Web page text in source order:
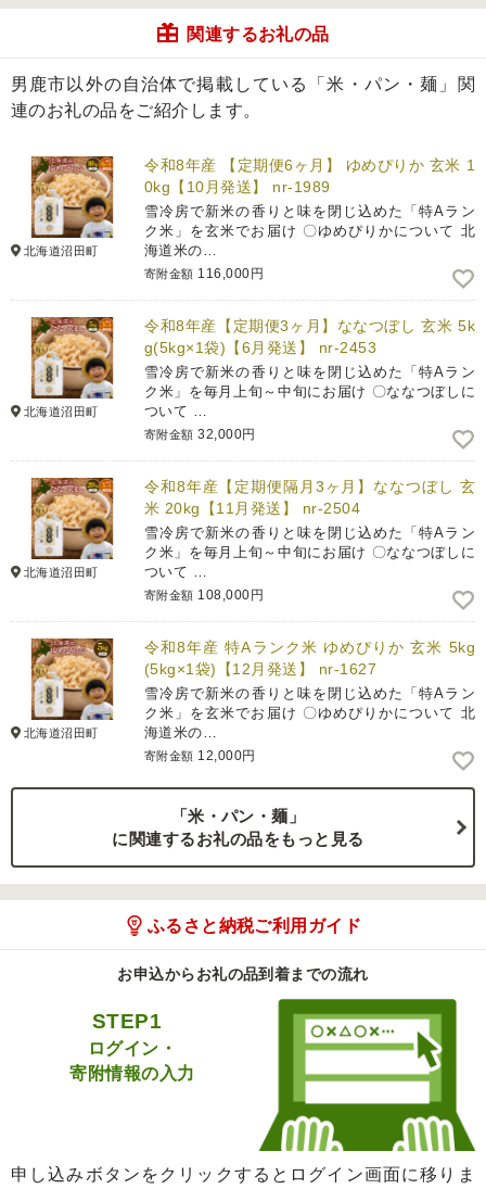
関連するお礼の品
男鹿市以外の自治体で掲載している「米・パン・麺」関
連のお礼の品をご紹介します。
北海道沼田町
令和8年産 【定期便6ヶ月】 ゆめぴりか 玄米 1
0kg【10月発送】 nr-1989
雪冷房で新米の香りと味を閉じ込めた「特Aラン
ク米」を玄米でお届け 〇ゆめぴりかについて 北
海道米の…
寄附金額 116,000円
北海道沼田町
令和8年産【定期便3ヶ月】ななつぼし 玄米 5k
g(5kg×1袋)【6月発送】 nr-2453
雪冷房で新米の香りと味を閉じ込めた「特Aラン
ク米」を毎月上旬～中旬にお届け 〇ななつぼしに
ついて …
寄附金額 32,000円
北海道沼田町
令和8年産【定期便隔月3ヶ月】ななつぼし 玄
米 20kg【11月発送】 nr-2504
雪冷房で新米の香りと味を閉じ込めた「特Aラン
ク米」を毎月上旬～中旬にお届け 〇ななつぼしに
ついて …
寄附金額 108,000円
北海道沼田町
令和8年産 特Aランク米 ゆめぴりか 玄米 5kg
(5kg×1袋)【12月発送】 nr-1627
雪冷房で新米の香りと味を閉じ込めた「特Aラン
ク米」を玄米でお届け 〇ゆめぴりかについて 北
海道米の…
寄附金額 12,000円
「米・パン・麺」
に関連するお礼の品をもっと見る
ふるさと納税ご利用ガイド
お申込からお礼の品到着までの流れ
STEP1
ログイン・
寄附情報の入力
申し込みボタンをクリックするとログイン画面に移りま